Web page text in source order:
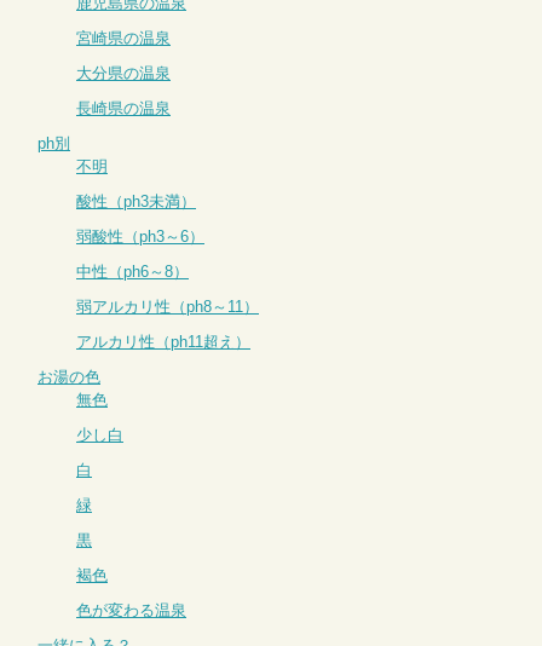
宮崎県の温泉
大分県の温泉
長崎県の温泉
ph別
不明
酸性（ph3未満）
弱酸性（ph3～6）
中性（ph6～8）
弱アルカリ性（ph8～11）
アルカリ性（ph11超え）
お湯の色
無色
少し白
白
緑
黒
褐色
色が変わる温泉